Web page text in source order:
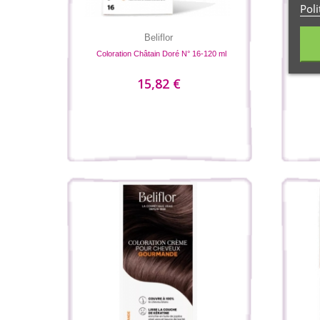
Beliflor
Coloration Châtain Doré N° 16-120 ml
15,82 €